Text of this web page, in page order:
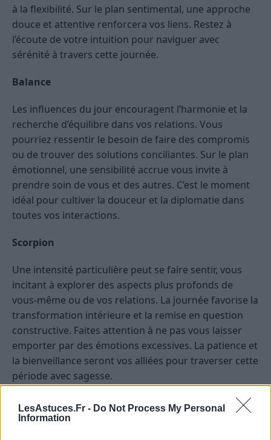
LesAstuces.Fr - Do Not Process My Personal
Information
à la flexibilité. Sur le plan sentimental, une approche
douce et attentive renforcera vos liens. Restez à
l’écoute de votre intuition pour naviguer avec
sérénité à travers cette journée.
Balance
Les influences du jour encouragent l’harmonie et la
recherche d’équilibre dans vos relations. Vous
pourriez ressentir le besoin de faire des compromis
ou de trouver des solutions conciliantes. Sur le plan
émotionnel, une sensibilité accrue vous invite à
prendre soin de vous et des autres. C’est le moment
idéal pour cultiver la douceur et la diplomatie dans
toutes vos interactions.
Scorpion
Une intensité particulière peut se faire sentir, vous
incitant à explorer des aspects plus profonds de
vous-même ou de vos relations. La journée favorise la
transformation intérieure et la remise en question
constructive. Faites attention à ne pas vous laisser
emporter par des émotions excessives. La patience et
la bienveillance seront vos alliées pour traverser cette
période avec sagesse.
Sagittaire